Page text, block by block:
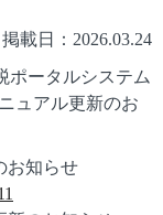
掲載日：2026.03.24
ポータルシステム
ュアル更新のお
お知らせ